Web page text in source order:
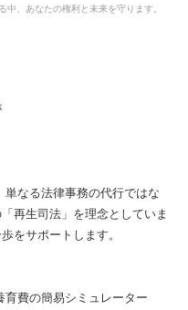
、あなたの権利と未来を守ります。
なる法律事務の代行ではな
再生司法」を理念としていま
をサポートします。
費の簡易シミュレーター